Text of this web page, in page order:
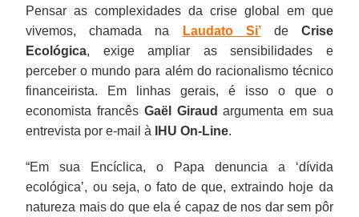
Pensar as complexidades da crise global em que
vivemos, chamada na
Laudato Si’de Crise
Ecológica, exige ampliar as sensibilidades e
perceber o mundo para além do racionalismo técnico
financeirista. Em linhas gerais, é isso o que o
economista francês Gaël Giraud argumenta em sua
entrevista por e-mail à
IHU On-Line.
“Em sua Encíclica, o Papa denuncia a ‘dívida
ecológica’, ou seja, o fato de que, extraindo hoje da
natureza mais do que ela é capaz de nos dar sem pôr